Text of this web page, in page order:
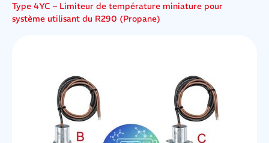
Type 4YC – Limiteur de température miniature pour
système utilisant du R290 (Propane)